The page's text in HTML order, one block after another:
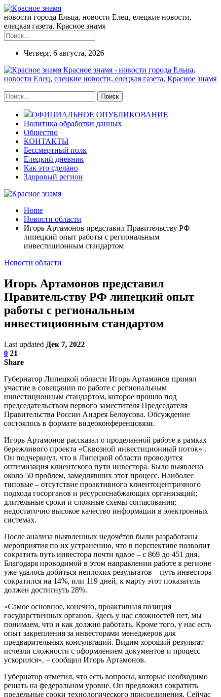
новости города Ельца, новости Елец, елецкие новости,
елецкая газета, Красное знамя
Четверг, 6 августа, 2026
Красное знамя - новости города Ельца,
новости Елец, елецкие новости, елецкая газета, Красное знамя
ОФИЦИАЛЬНОЕ ОПУБЛИКОВАНИЕ
Политика обработки данных
Общество
КОНТАКТЫ
Бессмертный полк
Елецкий дневник
Как это сделано
Здоровый регион
Home
Новости области
Игорь Артамонов представил Правительству РФ
липецкий опыт работы с региональным
инвестиционным стандартом
Новости области
Игорь Артамонов представил
Правительству РФ липецкий опыт
работы с региональным
инвестиционным стандартом
Last updated Дек 7, 2022
0 21
Share
Губернатор Липецкой области Игорь Артамонов принял
участие в совещании по работе с региональным
инвестиционным стандартом, которое прошло под
председательством первого заместителя Председателя
Правительства России Андрея Белоусова. Обсуждение
состоялось в формате видеоконференцсвязи.
Игорь Артамонов рассказал о проделанной работе в рамках
бережливого проекта «Сквозной инвестиционный поток» .
Он подчеркнул, что в Липецкой области проводится
оптимизация клиентского пути инвестора. Было выявлено
около 50 проблем, замедлявших этот процесс. Наиболее
типовые – отсутствие проактивного клиентоцентричного
подхода госорганов и ресурсоснабжающих организаций;
длительные сроки и сложные схемы согласования;
недостаточно высокое качество информации в электронных
системах.
После анализа выявленных недочётов были разработаны
мероприятия по их устранению, что в перспективе позволит
сократить путь инвестора почти вдвое – с 869 до 451 дня.
Благодаря проводимой в этом направлении работе в регионе
уже удалось добиться неплохих результатов – путь инвестора
сократился на 14%, или 119 дней, к марту этот показатель
должен достигнуть 28%.
«Самое основное, конечно, проактивная позиция
государственных органов. Здесь у нас сложностей нет, мы
понимаем, что и как должно работать. Кроме того, у нас есть
опыт закрепления за инвесторами менеджеров для
предварительных консультаций. Видим хороший результат –
исчезли сложности с оформлением документов и процесс
ускорился», – сообщил Игорь Артамонов.
Губернатор отметил, что есть вопросы, которые необходимо
решать на федеральном уровне. Он предложил сократить
предельные сроки технологического присоединения. Сейчас